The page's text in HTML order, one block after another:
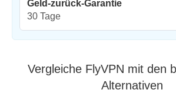
Geld-zurück-Garantie
30 Tage
Vergleiche FlyVPN mit den
Alternativen